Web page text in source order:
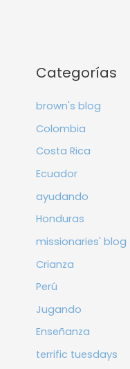
Categorías
brown's blog
Colombia
Costa Rica
Ecuador
ayudando
Honduras
missionaries' blog
Crianza
Perú
Jugando
Enseñanza
terrific tuesdays